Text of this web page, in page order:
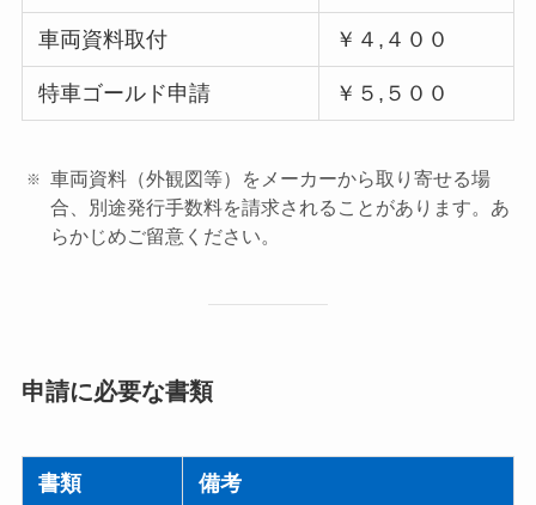
車両資料取付 ￥４,４００
特車ゴールド申請 ￥５,５００
車両資料（外観図等）をメーカーから取り寄せる場
合、別途発行手数料を請求されることがあります。あ
らかじめご留意ください。
申請に必要な書類
書類 備考